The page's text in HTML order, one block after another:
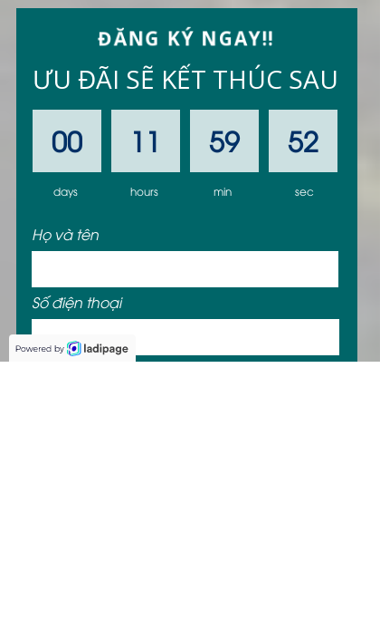
Họ và tên
Số điện thoại
ĐĂNG KÝ NGAY!!
00 11 59 51
ƯU ĐÃI SẼ KẾT THÚC SAU
days hours min sec